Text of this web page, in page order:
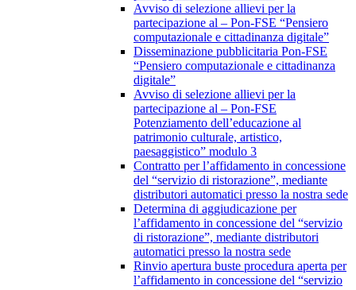
Avviso di selezione allievi per la
partecipazione al – Pon-FSE “Pensiero
computazionale e cittadinanza digitale”
Disseminazione pubblicitaria Pon-FSE
“Pensiero computazionale e cittadinanza
digitale”
Avviso di selezione allievi per la
partecipazione al – Pon-FSE
Potenziamento dell’educazione al
patrimonio culturale, artistico,
paesaggistico” modulo 3
Contratto per l’affidamento in concessione
del “servizio di ristorazione”, mediante
distributori automatici presso la nostra sede
Determina di aggiudicazione per
l’affidamento in concessione del “servizio
di ristorazione”, mediante distributori
automatici presso la nostra sede
Rinvio apertura buste procedura aperta per
l’affidamento in concessione del “servizio